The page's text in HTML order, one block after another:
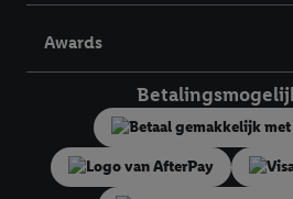
Awards
identifier maken met het e-mailadres
Lidl Plus, die gebruikt wordt om je te
tonen. Voor dit doel kan jouw
samengevoegd met andere identifiers
door Criteo S.A. aan jou zijn
Als je hiervoor toestemming geeft,
advertenties worden weergegeven